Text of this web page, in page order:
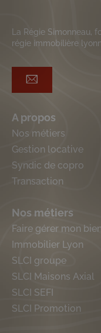
La Régie Simonneau,
régie immobilière
A propos
Nos métiers
Gestion locative
Syndic de copro
Transaction
Nos métiers
Faire gérer mon bien
Immobilier Lyon
SLCI groupe
SLCI Maisons Axial
SLCI SEFI
SLCI Promotion